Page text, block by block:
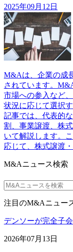
2025年09月12日
M&Aは、企業の成
されています。
市場への参入など
状況に応じて選択
記事では、代表的
割、事業譲渡、株
いて解説します。
応じて、株式譲渡
M&Aニュース検索
注目のM&Aニュー
デンソーが完全子
2026年07月13日